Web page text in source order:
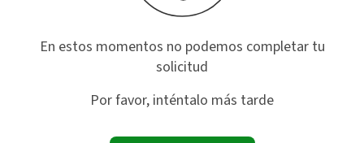
En estos momentos no podemos completar tu
solicitud
Por favor, inténtalo más tarde